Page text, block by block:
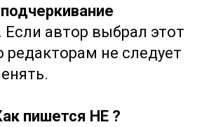
. Если автор выбрал этот
редакторам не следует
пишется НЕ ?